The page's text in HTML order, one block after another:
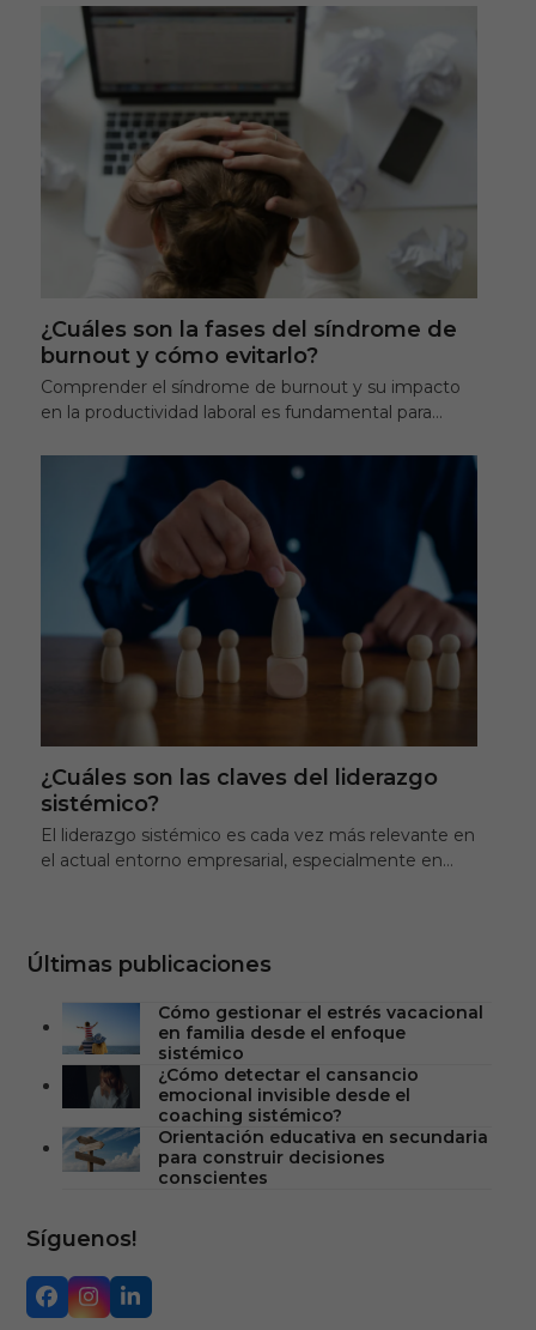
¿Cuáles son la fases del síndrome de
burnout y cómo evitarlo?
Comprender el síndrome de burnout y su impacto
en la productividad laboral es fundamental para…
¿Cuáles son las claves del liderazgo
sistémico?
El liderazgo sistémico es cada vez más relevante en
el actual entorno empresarial, especialmente en…
Últimas publicaciones
Cómo gestionar el estrés vacacional
en familia desde el enfoque
sistémico
¿Cómo detectar el cansancio
emocional invisible desde el
coaching sistémico?
Orientación educativa en secundaria
para construir decisiones
conscientes
Síguenos!
Facebook
Instagram
LinkedIn